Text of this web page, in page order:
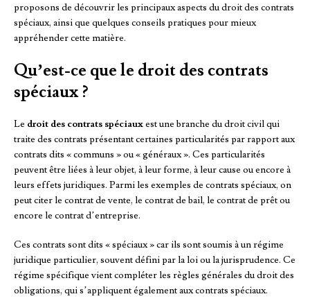
proposons de découvrir les principaux aspects du droit des contrats
spéciaux, ainsi que quelques conseils pratiques pour mieux
appréhender cette matière.
Qu’est-ce que le droit des contrats
spéciaux ?
Le droit des contrats spéciauxest une branche du droit civil qui
traite des contrats présentant certaines particularités par rapport aux
contrats dits « communs » ou « généraux ». Ces particularités
peuvent être liées à leur objet, à leur forme, à leur cause ou encore à
leurs effets juridiques. Parmi les exemples de contrats spéciaux, on
peut citer le contrat de vente, le contrat de bail, le contrat de prêt ou
encore le contrat d’entreprise.
Ces contrats sont dits « spéciaux » car ils sont soumis à un régime
juridique particulier, souvent défini par la loi ou la jurisprudence. Ce
régime spécifique vient compléter les règles générales du droit des
obligations, qui s’appliquent également aux contrats spéciaux.